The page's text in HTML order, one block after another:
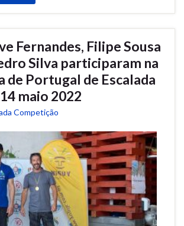
Fernandes, Filipe Sousa
Silva participaram na
de Portugal de Escalada
maio 2022
Competição